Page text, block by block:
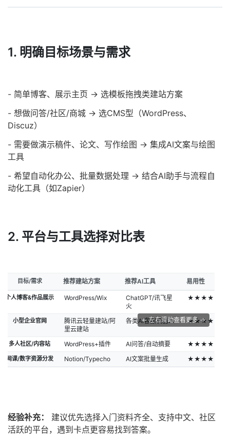
1. 明确目标场景与需求
- 简单博客、展示主页 → 选模板拖拽类建站方案
- 想做问答/社区/商城 → 选CMS型（WordPress、
Discuz）
- 需要做演示稿件、论文、写作绘图 → 集成AI文案与绘图
工具
- 希望自动化办公、批量数据处理 → 结合AI助手与流程自
动化工具（如Zapier）
2. 平台与工具选择对比表
目标/需求 推荐建站方案 推荐AI工具 易用性
个人博客&作品展示 WordPress/Wix
ChatGPT/讯飞星
火
★★★★★
小型企业官网
腾讯云轻量建站/阿
里云建站
各类AI客服机器人 ★★★★
多人社区/内容站 WordPress+插件 AI问答/自动摘要 ★★★★
网课/数字资源分发 Notion/Typecho AI文案批量生成 ★★★★
← 左右滑动查看更多 →
经验补充：
建议优先选择入门资料齐全、支持中文、社区
活跃的平台，遇到卡点更容易找到答案。